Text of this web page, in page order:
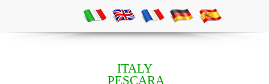
ITALY
PESCARA